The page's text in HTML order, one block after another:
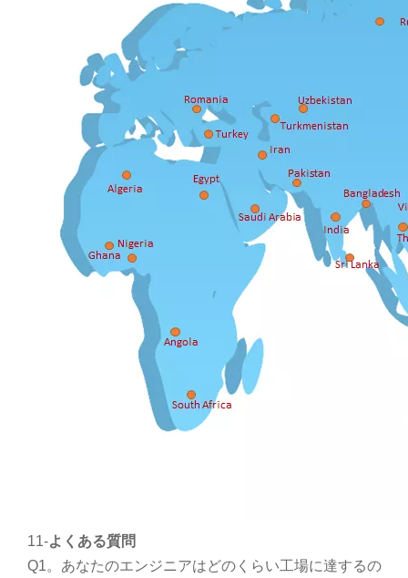
11-よくある質問
Q1。あなたのエンジニアはどのくらい工場に達するの